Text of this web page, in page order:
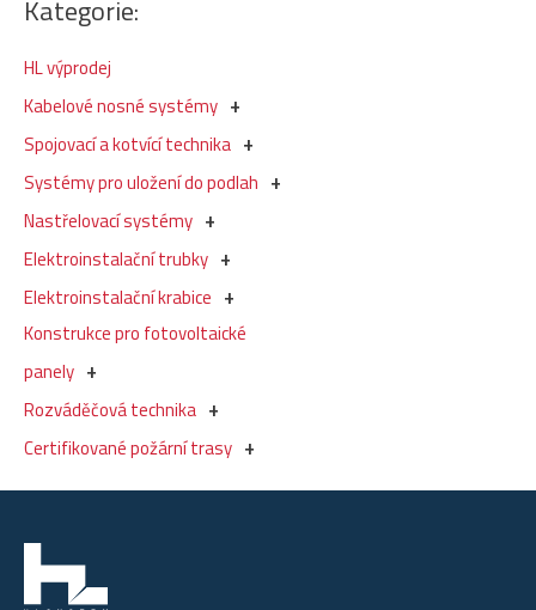
Kategorie:
HL výprodej
Kabelové nosné systémy
Spojovací a kotvící technika
Systémy pro uložení do podlah
Nastřelovací systémy
Elektroinstalační trubky
Elektroinstalační krabice
Konstrukce pro fotovoltaické
panely
Rozváděčová technika
Certifikované požární trasy